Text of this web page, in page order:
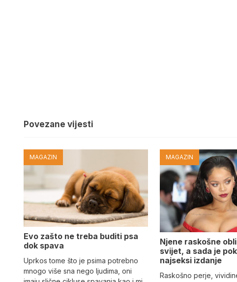
Povezane vijesti
MAGAZIN
Evo zašto ne treba buditi psa
dok spava
Uprkos tome što je psima potrebno
mnogo više sna nego ljudima, oni
MAGAZIN
Njene raskošne
svijet, a sada je
najseksi izdanje
Raskošno perje,